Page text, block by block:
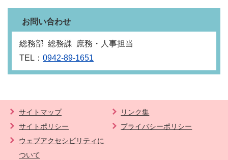
お問い合わせ
総務部 総務課 庶務・人事担当
TEL： 0942-89-1651
サイトマップ
リンク集
サイトポリシー
プライバシーポリシー
ウェブアクセシビリティに
ついて